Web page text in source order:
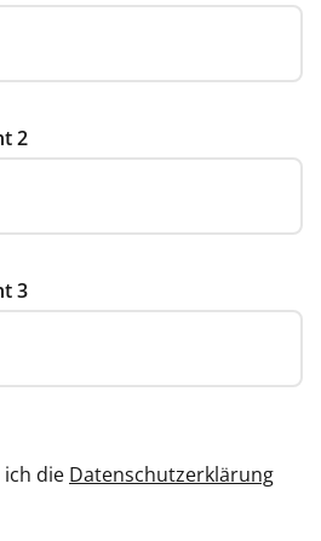
2
3
die Datenschutzerklärung